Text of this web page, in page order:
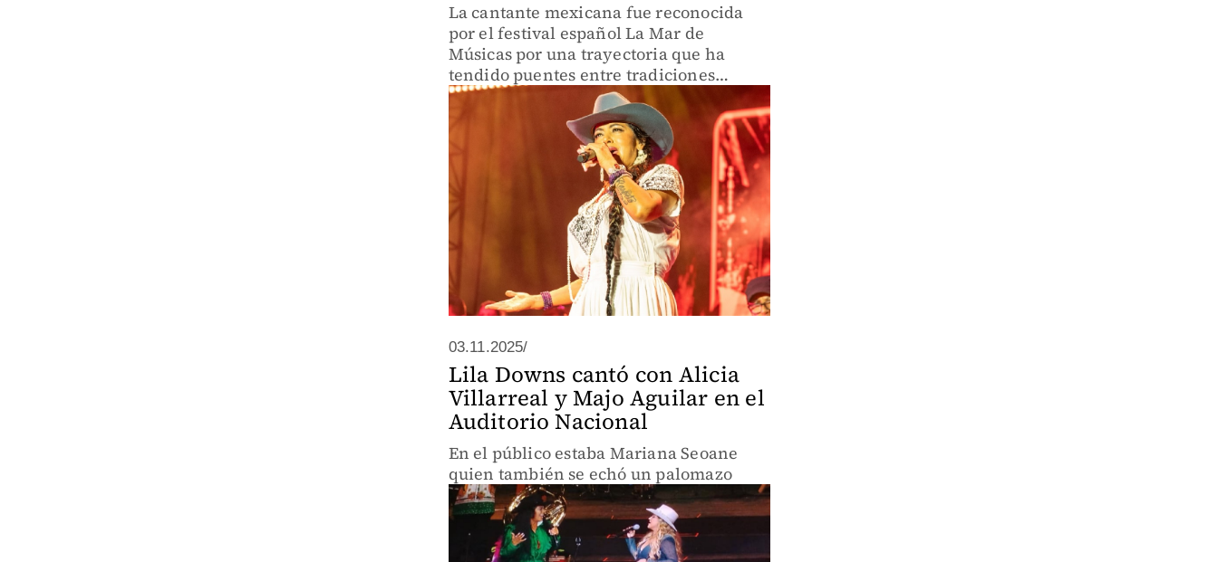
La cantante mexicana fue reconocida
por el festival español La Mar de
Músicas por una trayectoria que ha
tendido puentes entre tradiciones
musicales, identidades culturales y
causas sociales.
03.11.2025/
Lila Downs cantó con Alicia
Villarreal y Majo Aguilar en el
Auditorio Nacional
En el público estaba Mariana Seoane
quien también se echó un palomazo